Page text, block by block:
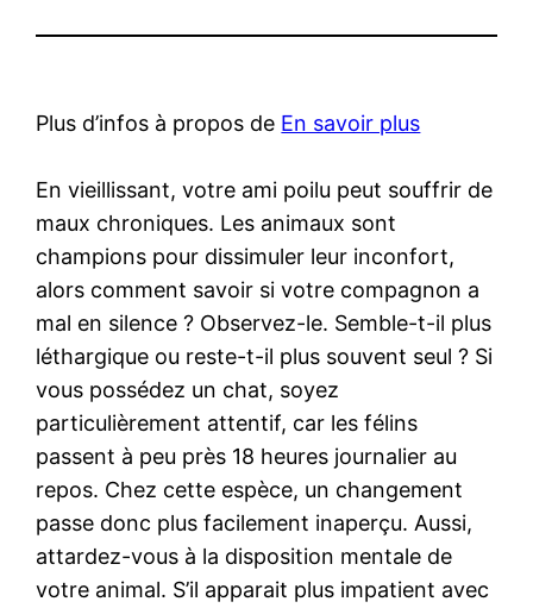
Plus d’infos à propos de En savoir plus
En vieillissant, votre ami poilu peut souffrir de
maux chroniques. Les animaux sont
champions pour dissimuler leur inconfort,
alors comment savoir si votre compagnon a
mal en silence ? Observez-le. Semble-t-il plus
léthargique ou reste-t-il plus souvent seul ? Si
vous possédez un chat, soyez
particulièrement attentif, car les félins
passent à peu près 18 heures journalier au
repos. Chez cette espèce, un changement
passe donc plus facilement inaperçu. Aussi,
attardez-vous à la disposition mentale de
votre animal. S’il apparait plus impatient avec